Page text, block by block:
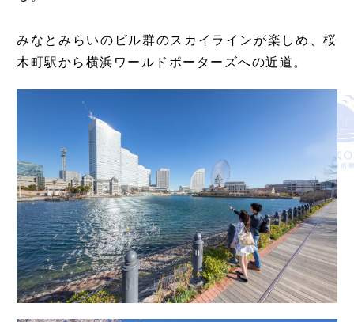
みなとみらいのビル群のスカイラインが楽しめ、桜
木町駅から横浜ワールドポーターズへの近道。